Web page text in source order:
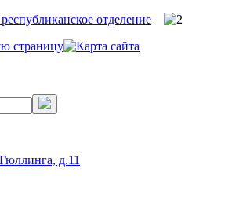
д.11